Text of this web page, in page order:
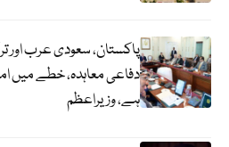
پاکستان، سعودی عرب اور
دفاعی معاہدہ، خطے میں
ہے، وزیراعظم